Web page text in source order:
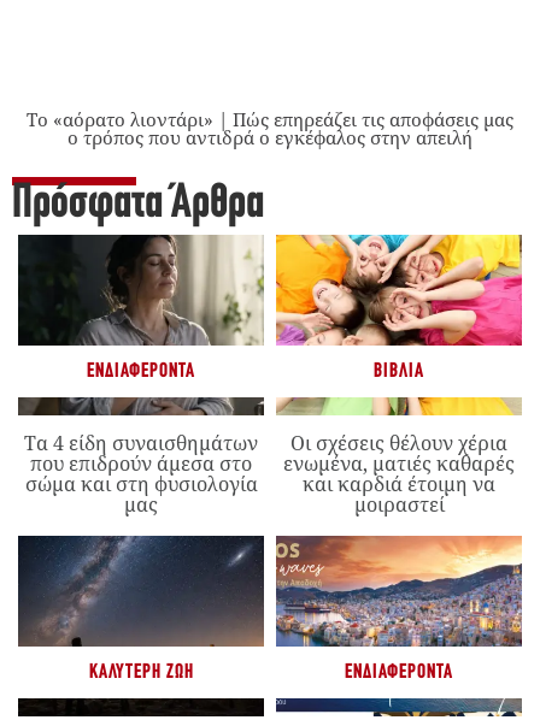
Το «αόρατο λιοντάρι» | Πώς επηρεάζει τις αποφάσεις μας
ο τρόπος που αντιδρά ο εγκέφαλος στην απειλή
Πρόσφατα Άρθρα
ΕΝΔΙΑΦΈΡΟΝΤΑ
Τα 4 είδη συναισθημάτων
που επιδρούν άμεσα στο
σώμα και στη φυσιολογία
μας
ΒΙΒΛΊΑ
Οι σχέσεις θέλουν χέρια
ενωμένα, ματιές καθαρές
και καρδιά έτοιμη να
μοιραστεί
ΚΑΛΎΤΕΡΗ ΖΩΉ ΕΝΔΙΑΦΈΡΟΝΤΑ